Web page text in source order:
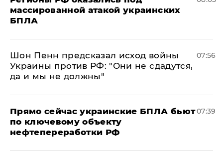
массированной атакой украинских
БПЛА
Шон Пенн предсказал исход войны
Украины против РФ: "Они не сдадутся,
да и мы не должны"
07:56
Прямо сейчас украинские БПЛА бьют
по ключевому объекту
нефтепереработки РФ
07:39